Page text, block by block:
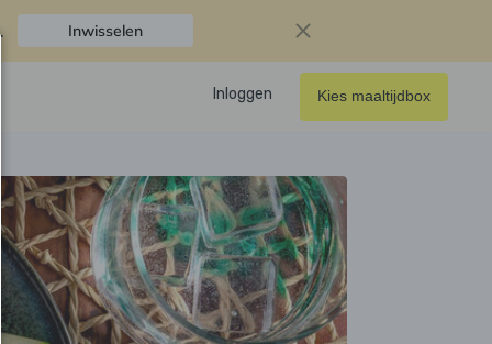
. Inwisselen
Inloggen Kies maaltijdbox